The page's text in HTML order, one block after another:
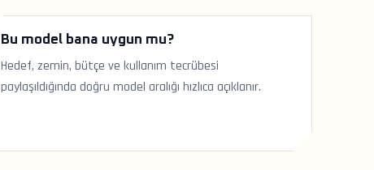
Bu model bana uygun mu?
Hedef, zemin, bütçe ve kullanım tecrübesi
paylaşıldığında doğru model aralığı hızlıca açıklanır.